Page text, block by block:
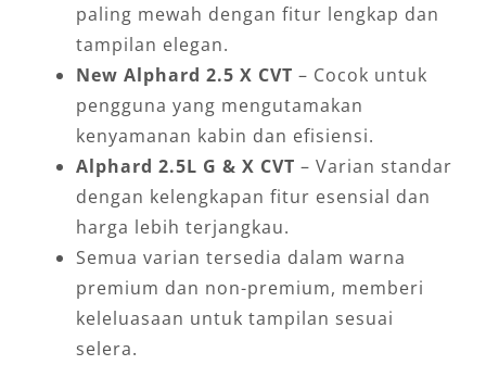
paling mewah dengan fitur lengkap dan
tampilan elegan.
New Alphard 2.5 X CVT – Cocok untuk
pengguna yang mengutamakan
kenyamanan kabin dan efisiensi.
Alphard 2.5L G & X CVT – Varian standar
dengan kelengkapan fitur esensial dan
harga lebih terjangkau.
Semua varian tersedia dalam warna
premium dan non-premium, memberi
keleluasaan untuk tampilan sesuai
selera.